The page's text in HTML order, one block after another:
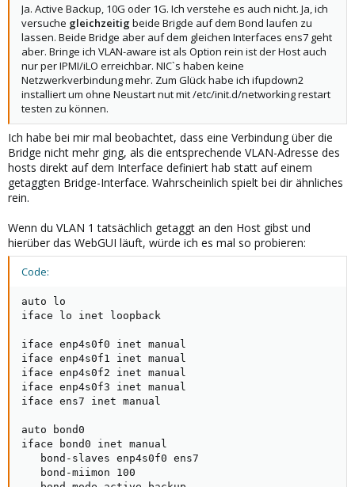
Ja. Active Backup, 10G oder 1G. Ich verstehe es auch nicht. Ja, ich
versuche gleichzeitig beide Brigde auf dem Bond laufen zu
lassen. Beide Bridge aber auf dem gleichen Interfaces ens7 geht
aber. Bringe ich VLAN-aware ist als Option rein ist der Host auch
nur per IPMI/iLO erreichbar. NIC`s haben keine
Netzwerkverbindung mehr. Zum Glück habe ich ifupdown2
installiert um ohne Neustart nut mit /etc/init.d/networking restart
testen zu können.
Ich habe bei mir mal beobachtet, dass eine Verbindung über die
Bridge nicht mehr ging, als die entsprechende VLAN-Adresse des
hosts direkt auf dem Interface definiert hab statt auf einem
getaggten Bridge-Interface. Wahrscheinlich spielt bei dir ähnliches
rein.
Wenn du VLAN 1 tatsächlich getaggt an den Host gibst und
hierüber das WebGUI läuft, würde ich es mal so probieren:
Code:
auto lo
iface lo inet loopback
iface enp4s0f0 inet manual
iface enp4s0f1 inet manual
iface enp4s0f2 inet manual
iface enp4s0f3 inet manual
iface ens7 inet manual
auto bond0
iface bond0 inet manual
   bond-slaves enp4s0f0 ens7
   bond-miimon 100